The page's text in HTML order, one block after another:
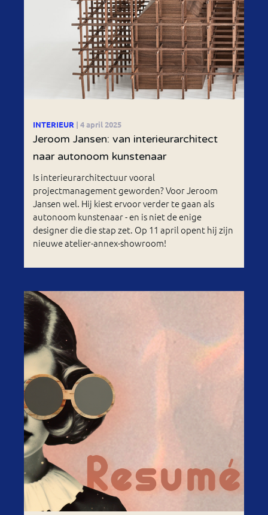
INTERIEUR | 4 april 2025
Jeroom Jansen: van interieurarchitect
naar autonoom kunstenaar
Is interieurarchitectuur vooral
projectmanagement geworden? Voor Jeroom
Jansen wel. Hij kiest ervoor verder te gaan als
autonoom kunstenaar - en is niet de enige
designer die die stap zet. Op 11 april opent hij zijn
nieuwe atelier-annex-showroom!